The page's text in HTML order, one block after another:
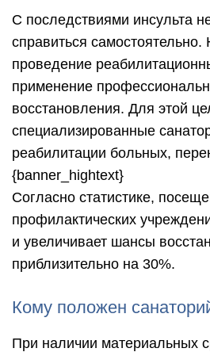
С последствиями инсульта
справиться
проведение
применение
восстановления. Для этой
специализированные
реабилитации больных,
{banner_hightext}
Согласно статистике,
профилактических
и увеличивает шансы
приблизительно на 30%.
Кому положен
При наличии материальных